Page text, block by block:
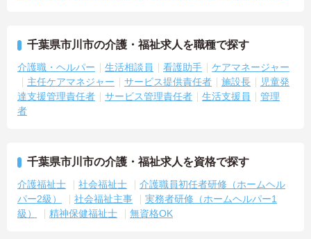
千葉県市川市の介護・福祉求人を職種で探す
介護職・ヘルパー 生活相談員 看護助手
ケアマネージャー
主任ケアマネジャー
サービス提供責任者 施設長
児童発
達支援管理責任者
サービス管理責任者 生活支援員
管理
者
千葉県市川市の介護・福祉求人を資格で探す
介護福祉士 社会福祉士
介護職員初任者研修（ホームヘル
パー2級）
社会福祉主事
実務者研修（ホームヘルパー1
級）
精神保健福祉士 無資格OK